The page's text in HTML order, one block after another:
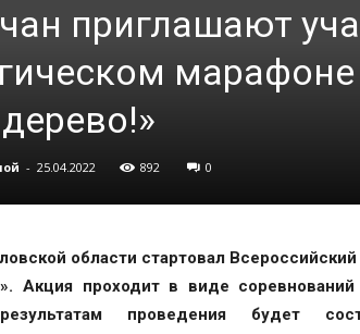
приглашают
- 25.04.2022 892 0
области стартовал
Акция проходит в виде
проведения будет